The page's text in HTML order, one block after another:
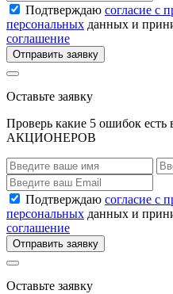
Подтверждаю согласие с
персональных данных и
соглашение
Отправить заявку
Оставьте заявку
Проверь какие 5 ошибок есть
АКЦИОНЕРОВ
Подтверждаю согласие с
персональных данных и
соглашение
Отправить заявку
Оставьте заявку